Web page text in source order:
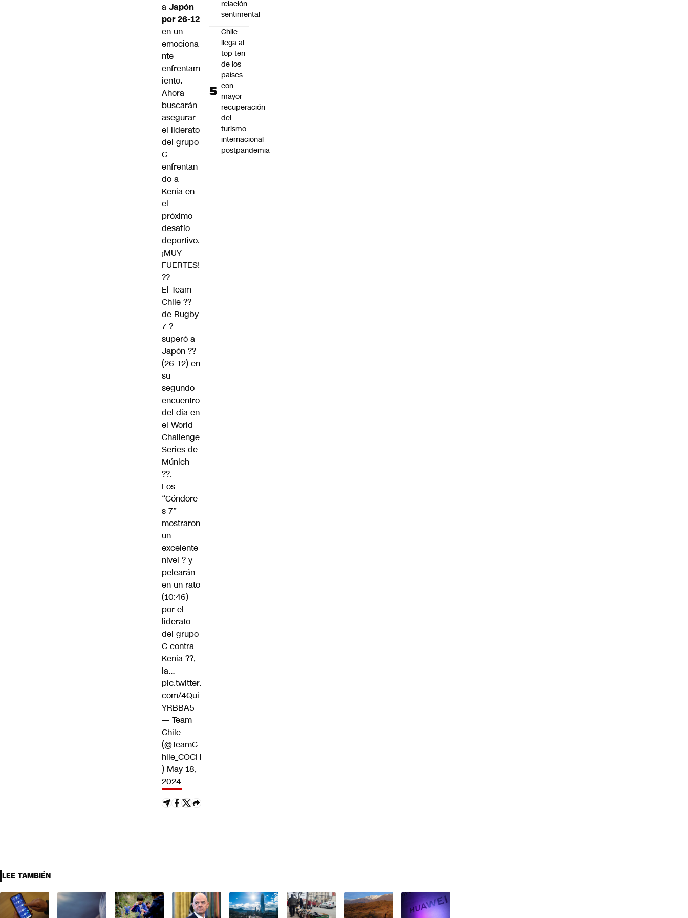
a Japón
por 26-12
en un
emociona
nte
enfrentam
iento.
Ahora
buscarán
asegurar
el liderato
del grupo
C
enfrentan
do a
Kenia en
el
próximo
desafío
deportivo.
¡MUY
FUERTES!
??
El Team
Chile ??
de Rugby
7 ?
superó a
Japón ??
(26-12) en
su
segundo
encuentro
del día en
el World
Challenge
Series de
Múnich
??.
Los
“Cóndore
s 7”
mostraron
un
excelente
nivel ? y
pelearán
en un rato
(10:46)
por el
liderato
del grupo
C contra
Kenia ??,
la…
pic.twitter.
com/4Qui
YRBBA5
— Team
Chile
(@TeamC
hile_COCH
) May 18,
2024
relación
sentimental
Chile
llega al
top ten
de los
países
con
mayor
recuperación
del
turismo
internacional
postpandemia
LEE TAMBIÉN